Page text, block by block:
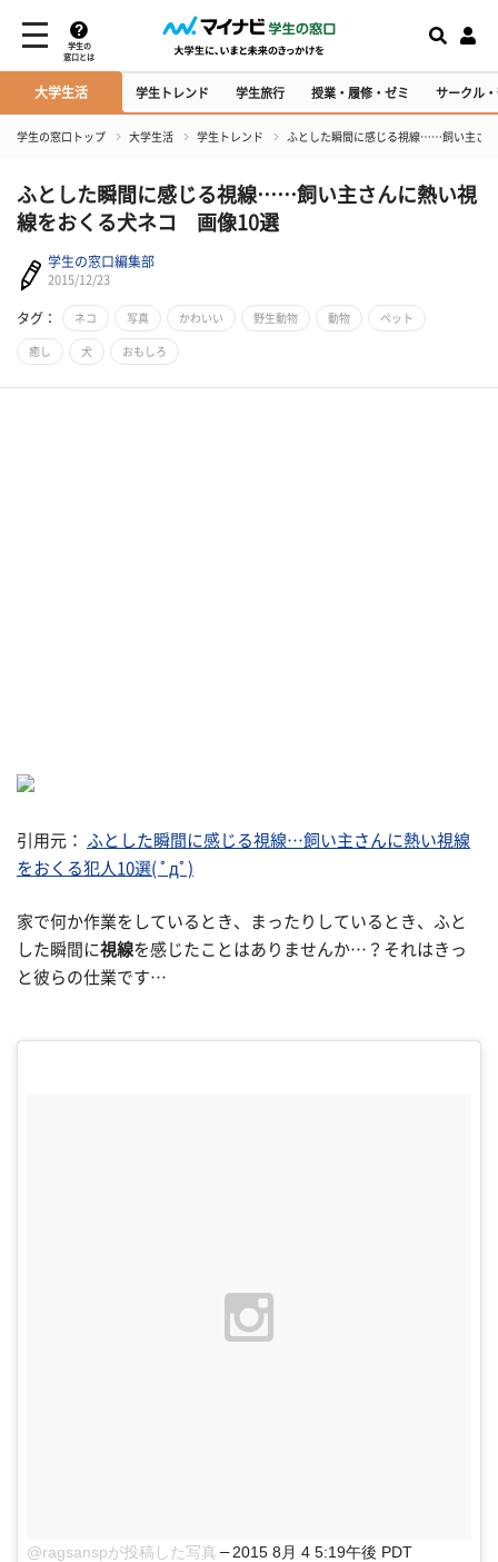
学生の
窓口とは
大学生活 学生トレンド 学生旅行 授業・履修・ゼミ サークル
学生の窓口トップ 大学生活 学生トレンド ふとした瞬間に感じる視線……飼い主さ
ふとした瞬間に感じる視線……飼い主さんに熱い視
線をおくる犬ネコ 画像10選
学生の窓口編集部
2015/12/23
タグ： ネコ 写真 かわいい 野生動物 動物 ペット
癒し 犬 おもしろ
引用元： ふとした瞬間に感じる視線…飼い主さんに熱い視線
をおくる犯人10選( ﾟдﾟ)
家で何か作業をしているとき、まったりしているとき、ふと
した瞬間に視線を感じたことはありませんか…？それはきっ
と彼らの仕業です…
@ragsanspが投稿した写真 – 2015 8月 4 5:19午後 PDT